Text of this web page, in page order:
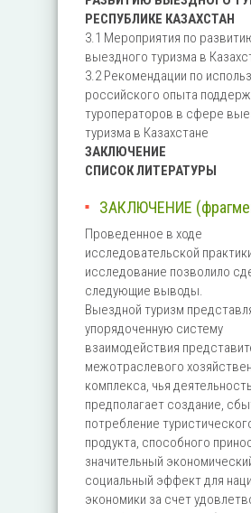
РЕСПУБЛИКЕ КАЗАХСТАН
3.1 Мероприятия по
выездного туризма в
3.2 Рекомендации по
российского опыта
туроператоров в сфере
туризма в Казахстане
ЗАКЛЮЧЕНИЕ
СПИСОК ЛИТЕРАТУРЫ
ЗАКЛЮЧЕНИЕ
Проведенное в ходе
исследовательской
исследование позволило
следующие выводы.
Выездной туризм
упорядоченную систему
взаимодействия
межотраслевого
комплекса, чья деятельность
предполагает создание,
потребление
продукта, способного
значительный
социальный эффект для
экономики за счет